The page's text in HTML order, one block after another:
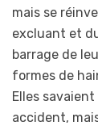
mais se
excluant et
barrage de
formes de
Elles
accident,